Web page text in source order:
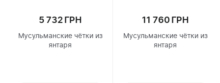
5 732 ГРН
Мусульманские чётки из
янтаря
11 760 ГРН
Мусульманские чётки из
янтаря